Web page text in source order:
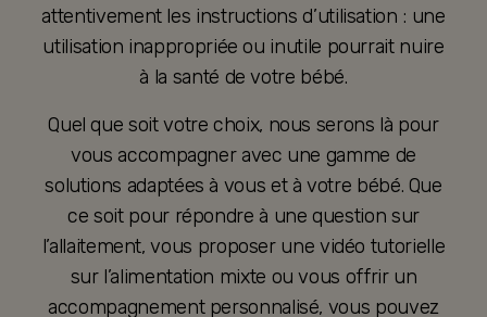
attentivement les instructions d’utilisation : une
utilisation inappropriée ou inutile pourrait nuire
à la santé de votre bébé.
Quel que soit votre choix, nous serons là pour
vous accompagner avec une gamme de
solutions adaptées à vous et à votre bébé. Que
ce soit pour répondre à une question sur
l’allaitement, vous proposer une vidéo tutorielle
sur l’alimentation mixte ou vous offrir un
accompagnement personnalisé, vous pouvez